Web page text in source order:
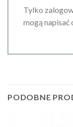
Tylko
mogą napisać
PODOBNE